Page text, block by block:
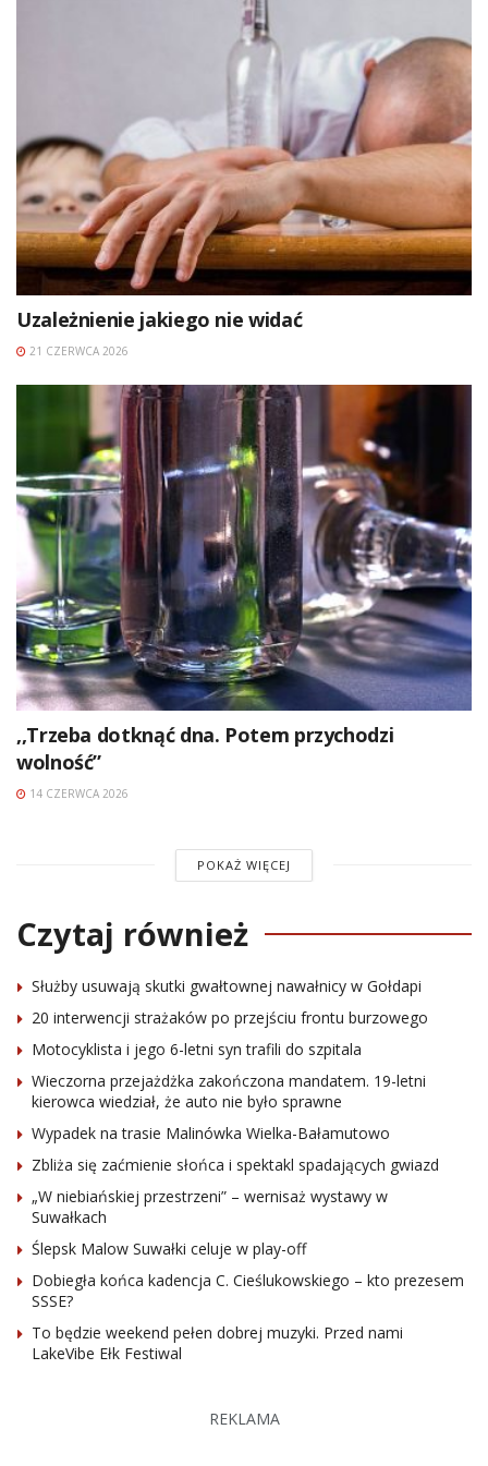
Uzależnienie jakiego nie widać
21 CZERWCA 2026
,,Trzeba dotknąć dna. Potem przychodzi
wolność”
14 CZERWCA 2026
POKAŻ WIĘCEJ
Czytaj również
Służby usuwają skutki gwałtownej nawałnicy w Gołdapi
20 interwencji strażaków po przejściu frontu burzowego
Motocyklista i jego 6-letni syn trafili do szpitala
Wieczorna przejażdżka zakończona mandatem. 19-letni
kierowca wiedział, że auto nie było sprawne
Wypadek na trasie Malinówka Wielka-Bałamutowo
Zbliża się zaćmienie słońca i spektakl spadających gwiazd
„W niebiańskiej przestrzeni” – wernisaż wystawy w
Suwałkach
Ślepsk Malow Suwałki celuje w play-off
Dobiegła końca kadencja C. Cieślukowskiego – kto prezesem
SSSE?
To będzie weekend pełen dobrej muzyki. Przed nami
LakeVibe Ełk Festiwal
REKLAMA